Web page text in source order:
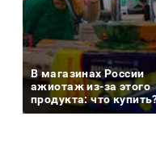
В магазинах России
ажиотаж из-за этого
продукта: что